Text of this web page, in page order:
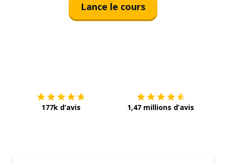
Lance le cours
177k d’avis 1,47 millions d’avis